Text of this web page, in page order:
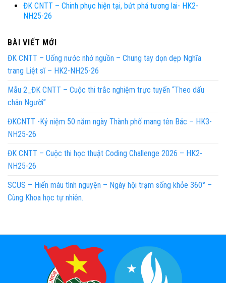
ĐK CNTT – Chinh phục hiện tại, bứt phá tương lai- HK2-
NH25-26
BÀI VIẾT MỚI
ĐK CNTT – Uống nước nhớ nguồn – Chung tay dọn dẹp Nghĩa
trang Liệt sĩ – HK2-NH25-26
Mẫu 2_ĐK CNTT – Cuộc thi trắc nghiệm trực tuyến “Theo dấu
chân Người”
ĐKCNTT -Kỷ niệm 50 năm ngày Thành phố mang tên Bác – HK3-
NH25-26
ĐK CNTT – Cuộc thi học thuật Coding Challenge 2026 – HK2-
NH25-26
SCUS – Hiến máu tình nguyện – Ngày hội trạm sống khỏe 360° –
Cùng Khoa học tự nhiên.